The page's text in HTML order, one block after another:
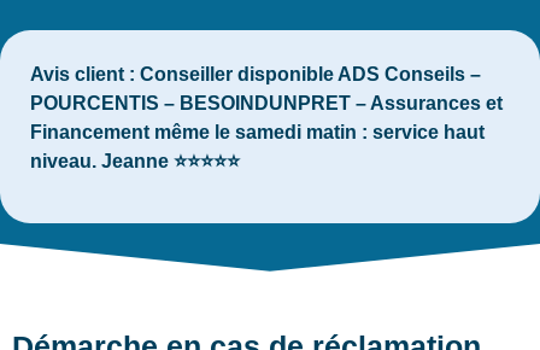
Avis client : Conseiller disponible ADS Conseils –
POURCENTIS – BESOINDUNPRET – Assurances et
Financement même le samedi matin : service haut
niveau. Jeanne ⭐⭐⭐⭐⭐